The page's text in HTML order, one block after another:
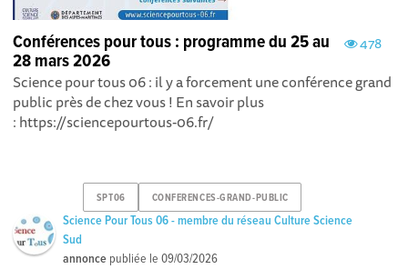
478
Conférences pour tous : programme du 25 au
28 mars 2026
Science pour tous 06 : il y a forcement une conférence grand
public près de chez vous ! En savoir plus
: https://sciencepourtous-06.fr/
SPT06 CONFERENCES-GRAND-PUBLIC
Science Pour Tous 06 - membre du réseau Culture Science
Sud
annonce publiée le09/03/2026